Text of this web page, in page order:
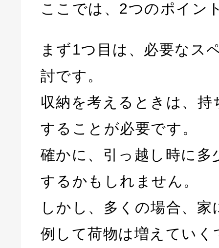
ここでは、2つのポイン
まず1つ目は、必要なス
討です。
収納を考えるときは、持
することが必要です。
確かに、引っ越し時に多
するかもしれません。
しかし、多くの場合、家
例して荷物は増えていく